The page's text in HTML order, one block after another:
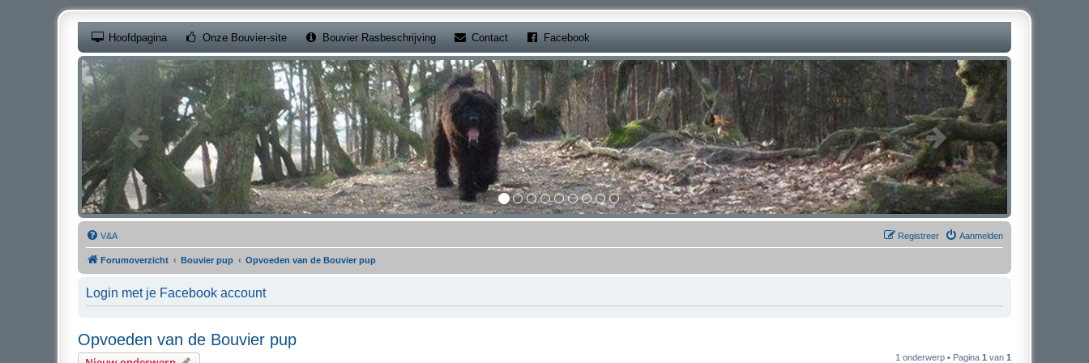
Hoofdpagina Onze Bouvier-site(Opens a new tab)
Bouvier Rasbeschrijving Contact(Opens a new tab)
Facebook
V&A Aanmelden
Registreer
Forumoverzicht Bouvier pup Opvoeden van de Bouvier pup
Login met je Facebook account
Opvoeden van de Bouvier pup
1 onderwerp • Pagina 1 van 1